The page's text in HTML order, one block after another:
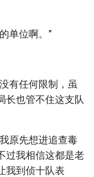
单位啊。”
有任何限制，虽
长也管不住这支队
原先想进追查毒
过我相信这都是老
我到侦十队表